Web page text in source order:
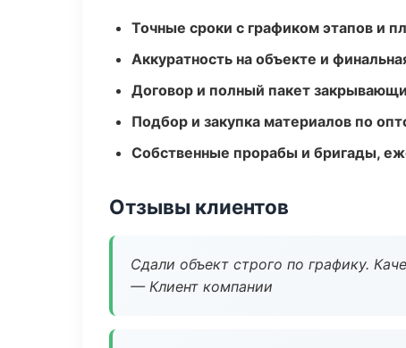
Точные сроки с графиком этапов и
Аккуратность на объекте и
Договор и полный пакет
Подбор и закупка материалов по
Собственные прорабы и бригады,
Отзывы клиентов
Сдали объект строго по графику.
— Клиент компании